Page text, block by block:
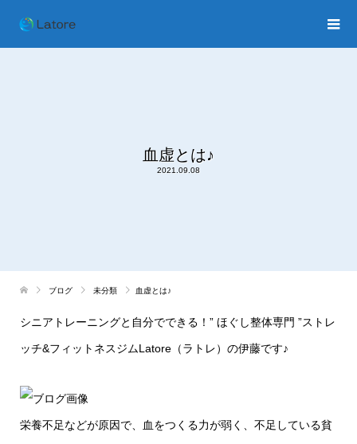
血虚とは♪
2021.09.08
ブログ 未分類 血虚とは♪
シニアトレーニングと自分でできる！ ” ほぐし整体専門 ”ストレ
ッチ&フィットネスジムLatore（ラトレ）の伊藤です♪
栄養不足などが原因で、血をつくる力が弱く、不足している貧